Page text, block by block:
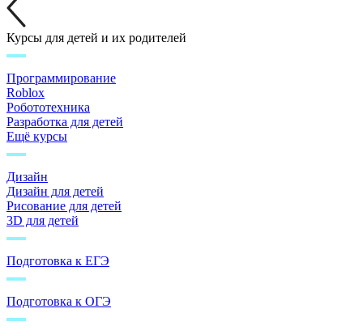
Курсы для детей и их родителей
Программирование
Roblox
Робототехника
Разработка для детей
Ещё курсы
Дизайн
Дизайн для детей
Рисование для детей
3D для детей
Подготовка к ЕГЭ
Подготовка к ОГЭ